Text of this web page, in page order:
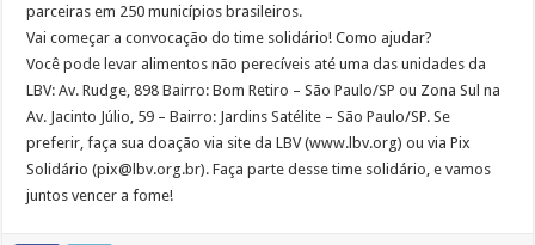
parceiras em 250 municípios brasileiros.
Vai começar a convocação do time solidário! Como ajudar?
Você pode levar alimentos não perecíveis até uma das unidades da
LBV: Av. Rudge, 898 Bairro: Bom Retiro – São Paulo/SP ou Zona Sul na
Av. Jacinto Júlio, 59 – Bairro: Jardins Satélite – São Paulo/SP. Se
preferir, faça sua doação via site da LBV (www.lbv.org) ou via Pix
Solidário (pix@lbv.org.br). Faça parte desse time solidário, e vamos
juntos vencer a fome!